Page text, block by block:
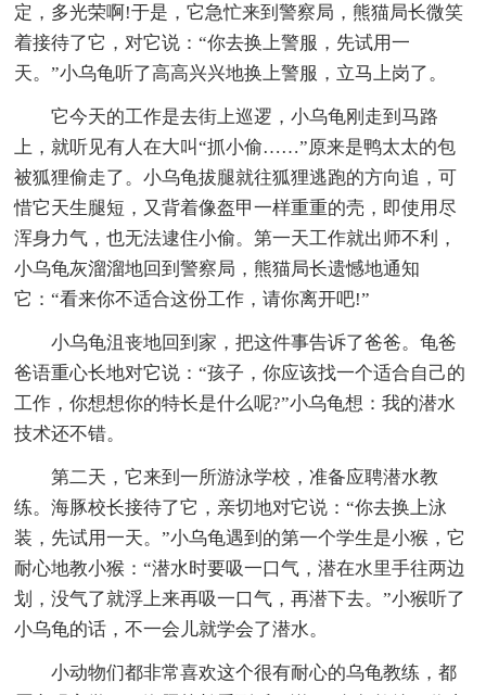
定，多光荣啊!于是，它急忙来到警察局，熊猫局长微笑
着接待了它，对它说：“你去换上警服，先试用一
天。”小乌龟听了高高兴兴地换上警服，立马上岗了。
它今天的工作是去街上巡逻，小乌龟刚走到马路
上，就听见有人在大叫“抓小偷……”原来是鸭太太的包
被狐狸偷走了。小乌龟拔腿就往狐狸逃跑的方向追，可
惜它天生腿短，又背着像盔甲一样重重的壳，即使用尽
浑身力气，也无法逮住小偷。第一天工作就出师不利，
小乌龟灰溜溜地回到警察局，熊猫局长遗憾地通知
它：“看来你不适合这份工作，请你离开吧!”
小乌龟沮丧地回到家，把这件事告诉了爸爸。龟爸
爸语重心长地对它说：“孩子，你应该找一个适合自己的
工作，你想想你的特长是什么呢?”小乌龟想：我的潜水
技术还不错。
第二天，它来到一所游泳学校，准备应聘潜水教
练。海豚校长接待了它，亲切地对它说：“你去换上泳
装，先试用一天。”小乌龟遇到的第一个学生是小猴，它
耐心地教小猴：“潜水时要吸一口气，潜在水里手往两边
划，没气了就浮上来再吸一口气，再潜下去。”小猴听了
小乌龟的话，不一会儿就学会了潜水。
小动物们都非常喜欢这个很有耐心的乌龟教练，都